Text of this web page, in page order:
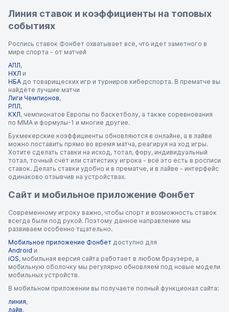
Линия ставок и коэффициенты на топовых
событиях
Роспись ставок Фонбет охватывает всё, что идет заметного в
мире спорта - от матчей
АПЛ,
НХЛ и
НБА до товарищеских игр и турниров киберспорта. В прематче вы
найдёте лучшие матчи
Лиги Чемпионов,
РПЛ,
КХЛ, чемпионатов Европы по баскетболу, а также соревнования
по ММА и формулы-1 и многие другие.
Букмекерские коэффициенты обновляются в онлайне, а в лайве
можно поставить прямо во время матча, реагируя на ход игры.
Хотите сделать ставки на исход, тотал, фору, индивидуальный
тотал, точный счёт или статистику игрока - всё это есть в росписи
ставок. Делать ставки удобно и в прематче, и в лайве - интерфейс
одинаково отзывчив на устройствах.
Сайт и мобильное приложение Фонбет
Современному игроку важно, чтобы спорт и возможность ставок
всегда были под рукой. Поэтому данное направление мы
развиваем особенно тщательно.
Мобильное приложение Фонбет доступно для
Android и
iOS, мобильная версия сайта работает в любом браузере, а
мобильную оболочку мы регулярно обновляем под новые модели
мобильных устройств.
В мобильном приложении вы получаете полный функционал сайта:
линия,
лайв,